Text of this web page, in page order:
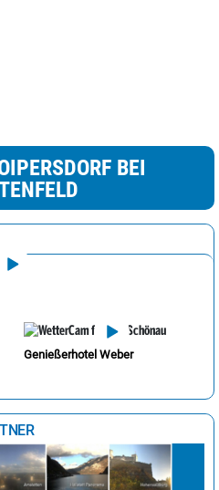
BEI
Genießerhotel Weber